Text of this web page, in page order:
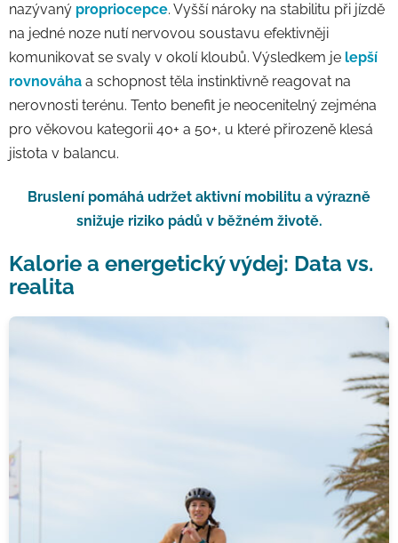
nazývaný propriocepce. Vyšší nároky na stabilitu při jízdě
na jedné noze nutí nervovou soustavu efektivněji
komunikovat se svaly v okolí kloubů. Výsledkem je lepší
rovnováha a schopnost těla instinktivně reagovat na
nerovnosti terénu. Tento benefit je neocenitelný zejména
pro věkovou kategorii 40+ a 50+, u které přirozeně klesá
jistota v balancu.
Bruslení pomáhá udržet aktivní mobilitu a výrazně
snižuje riziko pádů v běžném životě.
Kalorie a energetický výdej: Data vs.
realita